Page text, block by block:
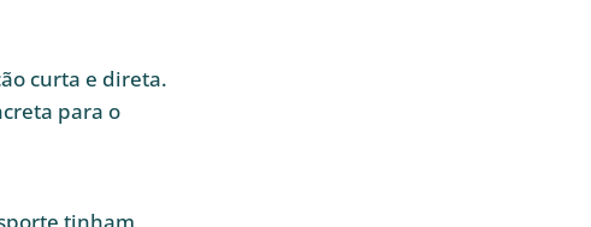
curta e direta.
para o
tinham